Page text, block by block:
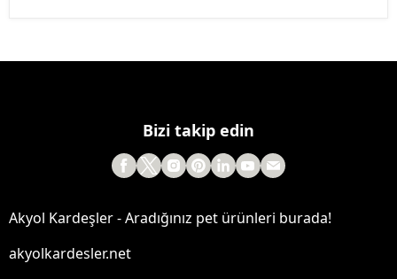
Bizi takip edin
Akyol Kardeşler - Aradığınız pet ürünleri burada!
akyolkardesler.net